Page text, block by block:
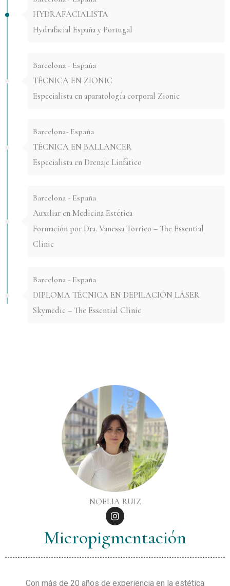
HYDRAFACIALISTA
Hydrafacial España y Portugal
Barcelona - España
TÉCNICA EN ZIONIC
Especialista en aparatología corporal Zionic
Barcelona- España
TÉCNICA EN BALLANCER
Especialista en Drenaje Linfático
Barcelona - España
Auxiliar en Medicina Estética
Formación por Dra. Vanessa Torrico – The Essential
Clinic
Barcelona - España
DIPLOMA TÉCNICA EN DEPILACIÓN LÁSER
Skymedic – The Essential Clinic
NOELIA RUIZ
I
n
t
g
Micropigmentación
Con más de 20 años de experiencia en la estética